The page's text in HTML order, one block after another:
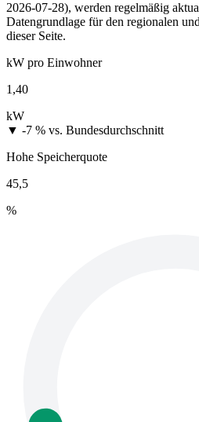
2026-07-28), werden regelmäßig
Datengrundlage für den regionalen
dieser Seite.
kW pro Einwohner
1,40
kW
▼ -7 % vs. Bundesdurchschnitt
Hohe Speicherquote
45,5
%